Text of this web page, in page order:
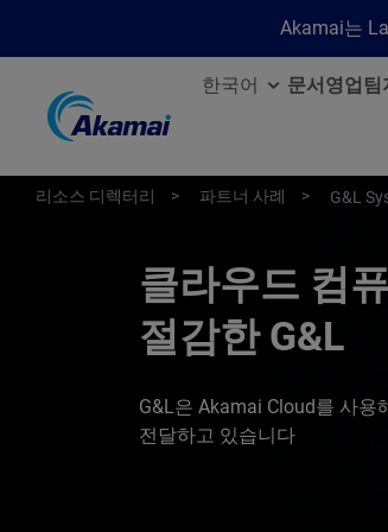
Akamai는
한국어 문서영업팀
리소스 디렉터리 파트너 사례 G&L
클라우드 컴
절감한 G&L
G&L은 Akamai Cloud를 사용
전달하고 있습니다